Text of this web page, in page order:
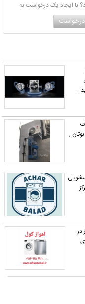
با ایجاد یک درخواست به
,